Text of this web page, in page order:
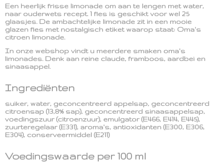
Een heerlijk frisse limonade om aan te lengen met water,
naar ouderwets recept. 1 fles is geschikt voor wel 25
glaasjes. De ambachtelijke limonade zit in een mooie
glazen fles met nostalgisch etiket waarop staat: Oma's
citroen limonade.
In onze webshop vindt u meerdere smaken oma's
limonades. Denk aan reine claude, framboos, aardbei en
sinaasappel.
Ingrediënten
suiker, water, geconcentreerd appelsap, geconcentreerd
citroensap (13,8% sap), geconcentreerd sinaasappelsap,
voedingszuur (citroenzuur), emulgator (E466, E414, E445),
zuurteregelaar (E331), aroma's, antioxidanten (E300, E306,
E304), conserveermiddel (E211)
Voedingswaarde per 100 ml